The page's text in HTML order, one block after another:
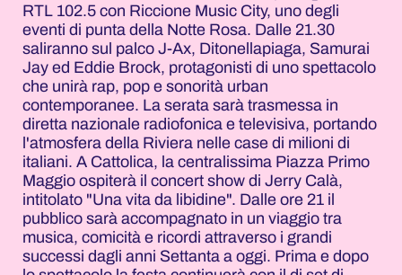
RTL 102.5 con Riccione Music City, uno degli
eventi di punta della Notte Rosa. Dalle 21.30
saliranno sul palco J-Ax, Ditonellapiaga, Samurai
Jay ed Eddie Brock, protagonisti di uno spettacolo
che unirà rap, pop e sonorità urban
contemporanee. La serata sarà trasmessa in
diretta nazionale radiofonica e televisiva, portando
l'atmosfera della Riviera nelle case di milioni di
italiani. A Cattolica, la centralissima Piazza Primo
Maggio ospiterà il concert show di Jerry Calà,
intitolato "Una vita da libidine". Dalle ore 21 il
pubblico sarà accompagnato in un viaggio tra
musica, comicità e ricordi attraverso i grandi
successi dagli anni Settanta a oggi. Prima e dopo